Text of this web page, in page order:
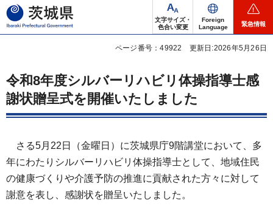
茨城県
文字サイズ・
色合い変更
Foreign
Language
緊急情報
ページ番号：49922 更新日:2026年5月26日
令和8年度シルバーリハビリ体操指導士感
謝状贈呈式を開催いたしました
さる5月22日（金曜日）に茨城県庁9階講堂において、多
年にわたりシルバーリハビリ体操指導士として、地域住民
の健康づくりや介護予防の推進に貢献された方々に対して
謝意を表し、感謝状を贈呈いたしました。